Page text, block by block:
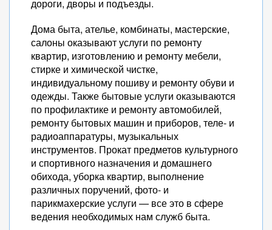
дороги, дворы и подъезды.
Дома быта, ателье, комбинаты, мастерские,
салоны оказывают услуги по ремонту
квартир, изготовлению и ремонту мебели,
стирке и химической чистке,
индивидуальному пошиву и ремонту обуви и
одежды. Также бытовые услуги оказываются
по профилактике и ремонту автомобилей,
ремонту бытовых машин и приборов, теле- и
радиоаппаратуры, музыкальных
инструментов. Прокат предметов культурного
и спортивного назначения и домашнего
обихода, уборка квартир, выполнение
различных поручений, фото- и
парикмахерские услуги — все это в сфере
ведения необходимых нам служб быта.